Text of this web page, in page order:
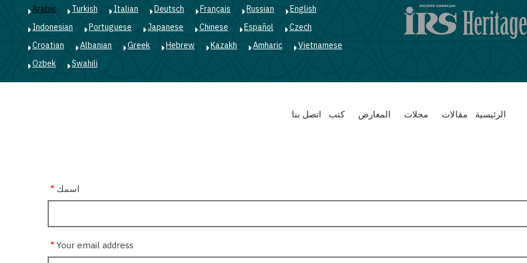
English
Russian
Français
Deutsch
Italian
Turkish
Arabic
Czech
Español
Chinese
Japanese
Portuguese
Indonesian
Vietnamese
Amharic
Kazakh
Hebrew
Greek
Albanian
Croatian
Swahili
Ozbek
Main
navigation
الرئيسية مقالات مجلات المعارض كتب اتصل بنا
اسمك
Your email address